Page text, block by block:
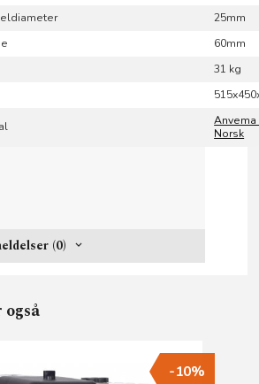
25mm
60mm
31 kg
Norsk
(0)
-10%